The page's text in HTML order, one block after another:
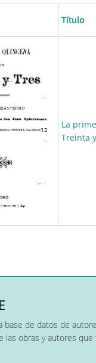
Título
La
Treinta
base de datos de
las obras y autores